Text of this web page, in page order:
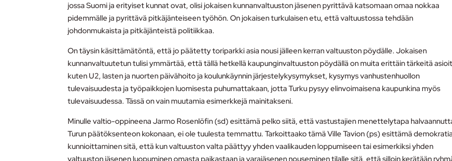
jossa Suomi ja erityiset kunnat ovat, olisi jokaisen kunnanvaltuuston jäsenen pyrittävä katsomaan omaa nokkaa
pidemmälle ja pyrittävä pitkäjänteiseen työhön. On jokaisen turkulaisen etu, että valtuustossa tehdään
johdonmukaista ja pitkäjänteistä politiikkaa.
On täysin käsittämätöntä, että jo päätetty toriparkki asia nousi jälleen kerran valtuuston pöydälle. Jokaisen
kunnanvaltuutetun tulisi ymmärtää, että tällä hetkellä kaupunginvaltuuston pöydällä on muita erittäin tärkeitä
kuten U2, lasten ja nuorten päivähoito ja koulunkäynnin järjestelykysymykset, kysymys vanhustenhuollon
tulevaisuudesta ja työpaikkojen luomisesta puhumattakaan, jotta Turku pysyy elinvoimaisena kaupunkina myös
tulevaisuudessa. Tässä on vain muutamia esimerkkejä mainitakseni.
Minulle valtio-oppineena Jarmo Rosenlöfin (sd) esittämä pelko siitä, että vastustajien menettelytapa
Turun päätöksenteon kokonaan, ei ole tuulesta temmattu. Tarkoittaako tämä Ville Tavion (ps) esittämä
kunnioittaminen sitä, että kun valtuuston valta päättyy yhden vaalikauden loppumiseen tai esimerkiksi yhden
valtuuston jäsenen luopuminen omasta paikastaan ja varajäsenen nouseminen tilalle sitä, että silloin kerätään